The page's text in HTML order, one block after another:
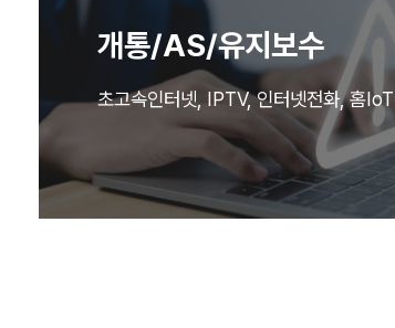
개통/AS/유지보수
초고속인터넷, IPTV, 인터넷전화, 홈IoT